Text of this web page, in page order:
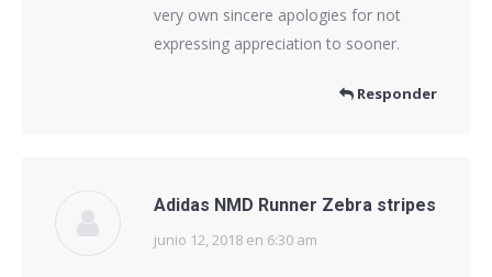
very own sincere apologies for not
expressing appreciation to sooner.
Responder
Adidas NMD Runner Zebra stripes
dice:
junio 12, 2018 en 6:30 am